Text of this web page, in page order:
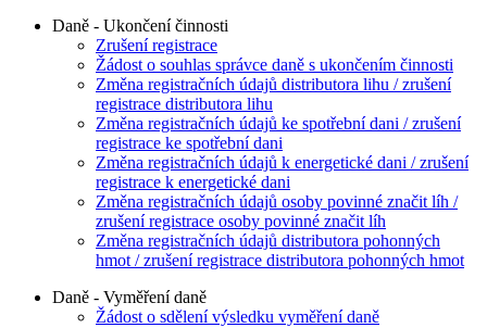
Daně - Ukončení činnosti
Zrušení registrace
Žádost o souhlas správce daně s ukončením činnosti
Změna registračních údajů distributora lihu / zrušení
registrace distributora lihu
Změna registračních údajů ke spotřební dani / zrušení
registrace ke spotřební dani
Změna registračních údajů k energetické dani / zrušení
registrace k energetické dani
Změna registračních údajů osoby povinné značit líh /
zrušení registrace osoby povinné značit líh
Změna registračních údajů distributora pohonných
hmot / zrušení registrace distributora pohonných hmot
Daně - Vyměření daně
Žádost o sdělení výsledku vyměření daně